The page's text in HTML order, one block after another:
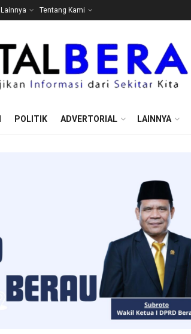
Lainnya Tentang Kami
POLITIK ADVERTORIAL LAINNYA